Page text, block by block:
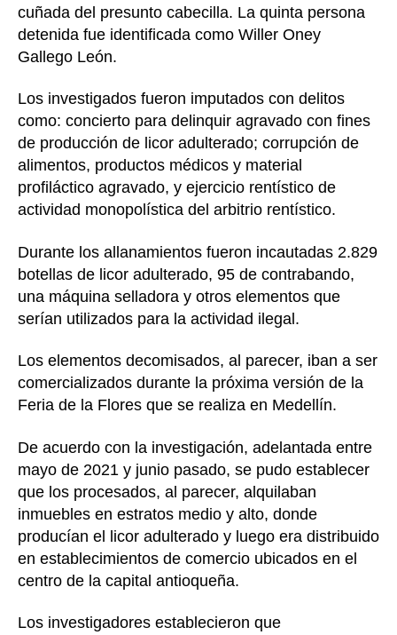
cuñada del presunto cabecilla. La quinta persona
detenida fue identificada como Willer Oney
Gallego León.
Los investigados fueron imputados con delitos
como: concierto para delinquir agravado con fines
de producción de licor adulterado; corrupción de
alimentos, productos médicos y material
profiláctico agravado, y ejercicio rentístico de
actividad monopolística del arbitrio rentístico.
Durante los allanamientos fueron incautadas 2.829
botellas de licor adulterado, 95 de contrabando,
una máquina selladora y otros elementos que
serían utilizados para la actividad ilegal.
Los elementos decomisados, al parecer, iban a ser
comercializados durante la próxima versión de la
Feria de la Flores que se realiza en Medellín.
De acuerdo con la investigación, adelantada entre
mayo de 2021 y junio pasado, se pudo establecer
que los procesados, al parecer, alquilaban
inmuebles en estratos medio y alto, donde
producían el licor adulterado y luego era distribuido
en establecimientos de comercio ubicados en el
centro de la capital antioqueña.
Los investigadores establecieron que